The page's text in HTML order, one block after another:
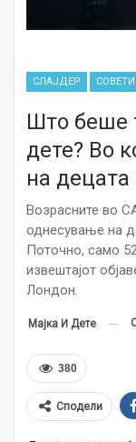
СЛАЈДЕР СОВЕТИ
Што беше
дете? Во
на децата
Возрасните во
однесување на
Поточно, само
извештајот
Лондон.
Мајка И Дете
380
Сподели